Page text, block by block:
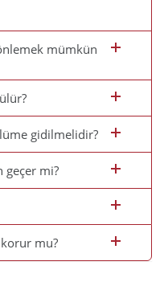
mümkün
gidilmelidir?
geçer mi?
korur mu?